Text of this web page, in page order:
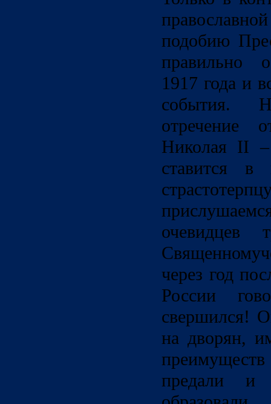
подобию
правильно
1917 года и
события.
отречение
Николая II –
ставится в
очевидцев
через год
России
свершился!
на дворян,
предали и